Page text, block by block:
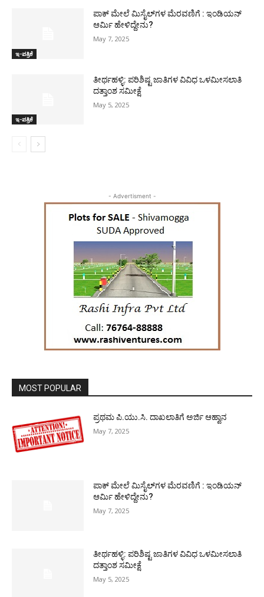
ಇ-ಪತ್ರಿಕೆ
ಪಾಕ್​ ಮೇಲೆ ಮಿಸೈಲ್​ಗಳ ಮೆರವಣಿಗೆ : ಇಂಡಿಯನ್
ಆರ್ಮಿ ಹೇಳಿದ್ದೇನು?
May 7, 2025
ಇ-ಪತ್ರಿಕೆ
ತೀರ್ಥಹಳ್ಳಿ: ಪರಿಶಿಷ್ಟ ಜಾತಿಗಳ ವಿವಿಧ ಒಳಮೀಸಲಾತಿ
ದತ್ತಾಂಶ ಸಮೀಕ್ಷೆ
May 5, 2025
- Advertisment -
MOST POPULAR
ಪ್ರಥಮ ಪಿ.ಯು.ಸಿ. ದಾಖಲಾತಿಗೆ ಅರ್ಜಿ ಆಹ್ವಾನ
May 7, 2025
ಪಾಕ್​ ಮೇಲೆ ಮಿಸೈಲ್​ಗಳ ಮೆರವಣಿಗೆ : ಇಂಡಿಯನ್
ಆರ್ಮಿ ಹೇಳಿದ್ದೇನು?
May 7, 2025
ತೀರ್ಥಹಳ್ಳಿ: ಪರಿಶಿಷ್ಟ ಜಾತಿಗಳ ವಿವಿಧ ಒಳಮೀಸಲಾತಿ
ದತ್ತಾಂಶ ಸಮೀಕ್ಷೆ
May 5, 2025